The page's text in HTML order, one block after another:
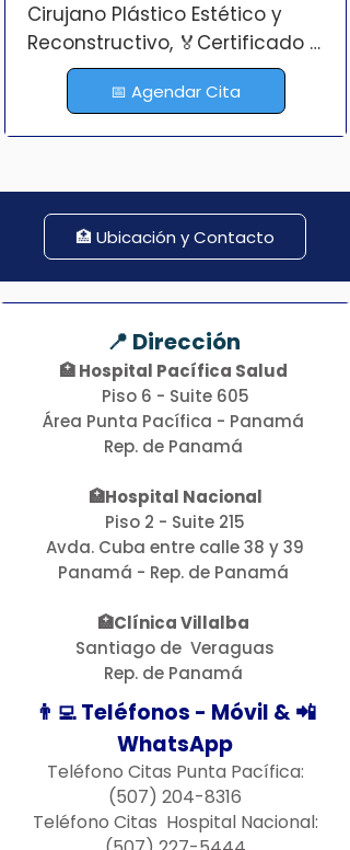
Cirujano Plástico Estético y
Reconstructivo, 🏅Certificado
por A.P.C.P.E.R.
🏥 Donde la excelencia en
cirugía plástica, estética y
reconstructiva se combina
🎯 Nuestro compromiso es
proporcionar resultados
excepcionales y seguros,
respaldados por años de
experiencia y las técnicas más
cirugía plástica.
📅 Agendar Cita
🏥 Ubicación y Contacto
📍 Dirección
🏥Hospital Pacífica Salud
Piso 6 - Suite 605
Área Punta Pacífica - Panamá
Rep. de Panamá
🏥Hospital Nacional
Piso 2 - Suite 215
Avda. Cuba entre calle 38 y 39
Panamá - Rep. de Panamá
🏥Clínica Villalba
Santiago de Veraguas
Rep. de Panamá
👨‍💻 Teléfonos - Móvil & 📲
WhatsApp
Teléfono Citas Punta Pacífica:
(507) 204-8316
Teléfono Citas Hospital Nacional: